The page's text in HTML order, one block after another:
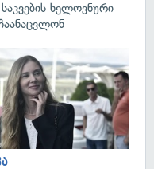
ხელოვნური